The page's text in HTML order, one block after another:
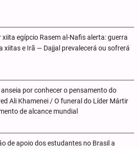
xiita egípcio Rasem al-Nafis alerta: guerra
xiitas e Irã — Dajjal prevalecerá ou sofrerá
por conhecer o pensamento do
Ali Khamenei / O funeral do Líder Mártir
de alcance mundial
de apoio dos estudantes no Brasil a